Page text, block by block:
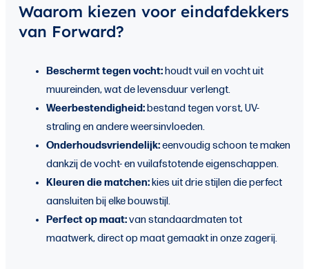
Waarom kiezen voor eindafdekkers
van Forward?
Beschermt tegen vocht: houdt vuil en vocht uit
muureinden, wat de levensduur verlengt.
Weerbestendigheid:bestand tegen vorst, UV-
straling en andere weersinvloeden.
Onderhoudsvriendelijk:eenvoudig schoon te maken
dankzij de vocht- en vuilafstotende eigenschappen.
Kleuren die matchen:kies uit drie stijlen die perfect
aansluiten bij elke bouwstijl.
Perfect op maat:van standaardmaten tot
maatwerk, direct op maat gemaakt in onze zagerij.